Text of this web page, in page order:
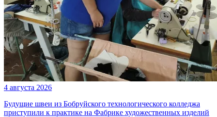
4 августа 2026
Будущие швеи из Бобруйского технологического колледжа
приступили к практике на Фабрике художественных изделий